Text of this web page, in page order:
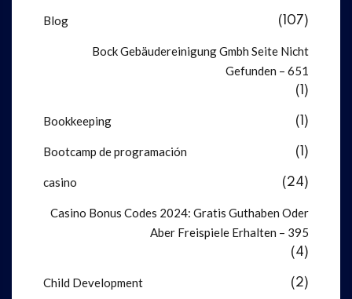
Blog (107)
Bock Gebäudereinigung Gmbh Seite Nicht
Gefunden – 651
(1)
Bookkeeping (1)
Bootcamp de programación (1)
casino (24)
Casino Bonus Codes 2024: Gratis Guthaben Oder
Aber Freispiele Erhalten – 395
(4)
Child Development (2)